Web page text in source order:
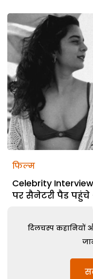
फिल्म
Celebrity
पर सैनेटरी पैड
दिलचस्प